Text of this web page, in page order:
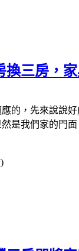
換三房，
的，先來說說
是我們家的門
)